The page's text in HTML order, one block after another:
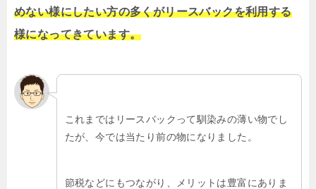
めない様にしたい方の多くがリースバックを利用する
様になってきています。
これまではリースバックって馴染みの薄い物でし
たが、今では当たり前の物になりました。
節税などにもつながり、メリットは豊富にありま